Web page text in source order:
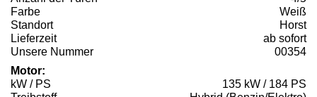
Farbe
Weiß
Standort
Horst
Lieferzeit
ab sofort
Unsere Nummer
00354
Motor:
kW / PS
135 kW / 184 PS